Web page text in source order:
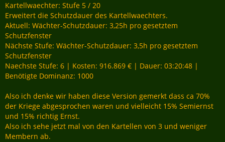
Kartellwaechter: Stufe 5 / 20
Erweitert die Schutzdauer des Kartellwaechters.
Aktuell: Wächter-Schutzdauer: 3,25h pro gesetztem
Schutzfenster
Nächste Stufe: Wächter-Schutzdauer: 3,5h pro gesetztem
Schutzfenster
Naechste Stufe: 6 | Kosten: 916.869 € | Dauer: 03:20:48 |
Benötigte Dominanz: 1000
Also ich denke wir haben diese Version gemerkt dass ca 70%
der Kriege abgesprochen waren und vielleicht 15% Semiernst
und 15% richtig Ernst.
Also ich sehe jetzt mal von den Kartellen von 3 und weniger
Membern ab.